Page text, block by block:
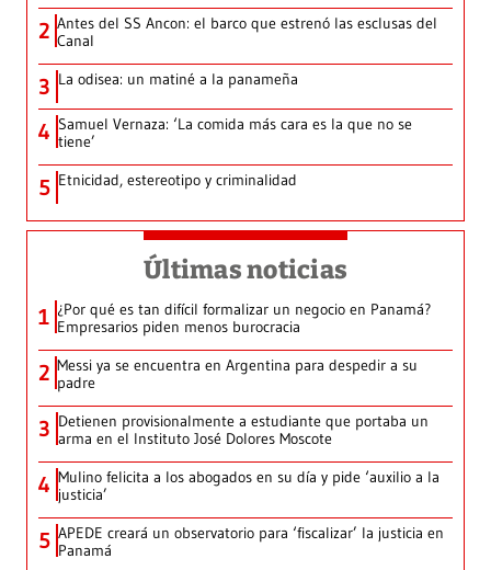
2 Antes del SS Ancon: el barco que estrenó las esclusas del
Canal
3 La odisea: un matiné a la panameña
4 Samuel Vernaza: ‘La comida más cara es la que no se
tiene’
5 Etnicidad, estereotipo y criminalidad
Últimas noticias
1 ¿Por qué es tan difícil formalizar un negocio en Panamá?
Empresarios piden menos burocracia
2 Messi ya se encuentra en Argentina para despedir a su
padre
3 Detienen provisionalmente a estudiante que portaba un
arma en el Instituto José Dolores Moscote
4 Mulino felicita a los abogados en su día y pide ‘auxilio a la
justicia’
5 APEDE creará un observatorio para ‘fiscalizar’ la justicia en
Panamá